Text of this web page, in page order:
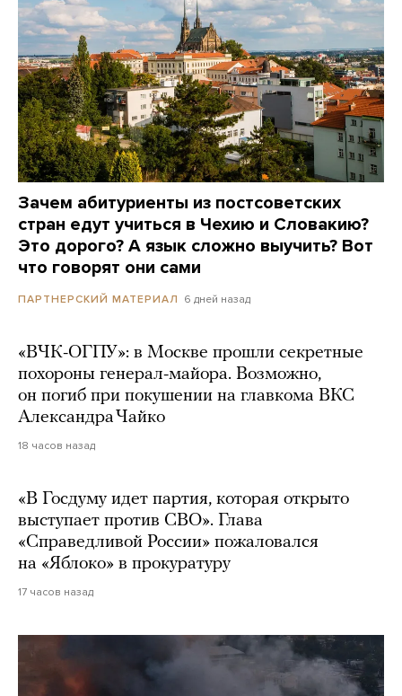
Зачем абитуриенты из постсоветских
стран едут учиться в Чехию и Словакию?
Это дорого? А язык сложно выучить? Вот
что говорят они сами
ПАРТНЕРСКИЙ МАТЕРИАЛ 6 дней назад
«ВЧК-ОГПУ»: в Москве прошли секретные
похороны генерал-майора. Возможно,
он погиб при покушении на главкома ВКС
Александра Чайко
18 часов назад
«В Госдуму идет партия, которая открыто
выступает против СВО». Глава
«Справедливой России» пожаловался
на «Яблоко» в прокуратуру
17 часов назад